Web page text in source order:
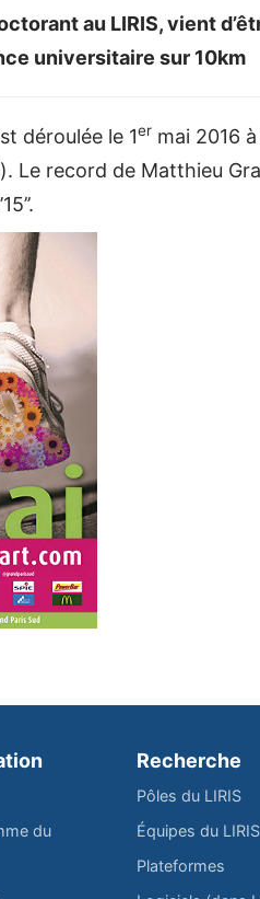
au LIRIS, vient
universitaire sur 10km
déroulée le 1er mai 2016
Le record de Matthieu
du
Recherche
Pôles du LIRIS
Équipes du LIRIS
Plateformes